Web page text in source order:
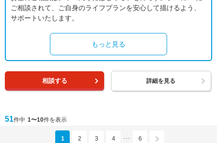
ご相談されて、ご自身のライフプランを安心して描けるよう、
サポートいたします。
もっと見る
相談する 詳細を見る
51件中 1〜10件を表示
1 2 3 4 ･･･ 6